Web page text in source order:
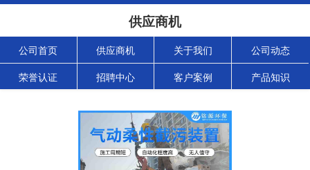
供应商机
公司首页 供应商机 关于我们 公司动态
荣誉认证 招聘中心 客户案例 产品知识